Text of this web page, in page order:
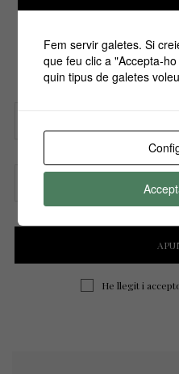
Si vols estar
esdeveniments,
nostre
Correu
He llegit i
Fem servir galetes. Si
que feu clic a "Accepta-
quin tipus de galetes